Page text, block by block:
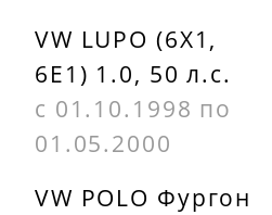
VW LUPO (6X1,
6E1) 1.0, 50 л.с.
с 01.10.1998 по
01.05.2000
VW POLO Фургон